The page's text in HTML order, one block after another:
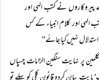
نے کتب الہی اور
الہی اور کلام انبیاء کے کس
نہیں کیا جائے"
پر نہایت سنگین الزامات چسپاں